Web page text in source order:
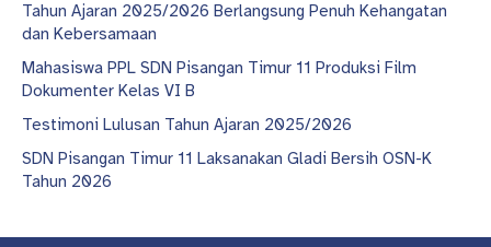
Tahun Ajaran 2025/2026 Berlangsung Penuh Kehangatan
dan Kebersamaan
Mahasiswa PPL SDN Pisangan Timur 11 Produksi Film
Dokumenter Kelas VI B
Testimoni Lulusan Tahun Ajaran 2025/2026
SDN Pisangan Timur 11 Laksanakan Gladi Bersih OSN-K
Tahun 2026